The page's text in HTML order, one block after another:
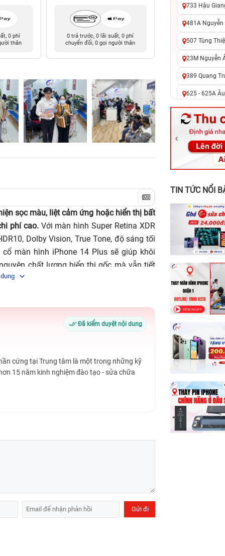
0 phí
thân
0 trả trước, 0 lãi suất, 0 phí
chuyển đổi, 0 gọi người thân
chuyển đổi, 0 gọi
sọc màu, liệt cảm ứng hoặc hiển thị bất
phí cao. Với màn hình Super Retina XDR
Dolby Vision, True Tone, độ sáng tối
màn hình iPhone 14 Plus sẽ giúp khôi
chất lượng hiển thị gốc mà vẫn tiết
Điện Thoại, Laptop 24h
Đã kiểm duyệt nội dung
cứng tại Trung tâm là một trong những kỹ
15 năm kinh nghiệm đào tạo - sửa chữa
733 Hậu
481A Nguyễn
507 Tùng
23M Nguyễn
389 Quang
625 - 625A
256 Võ Văn
70 Nguyễn
24h Vũng
TIN TỨC NỔI